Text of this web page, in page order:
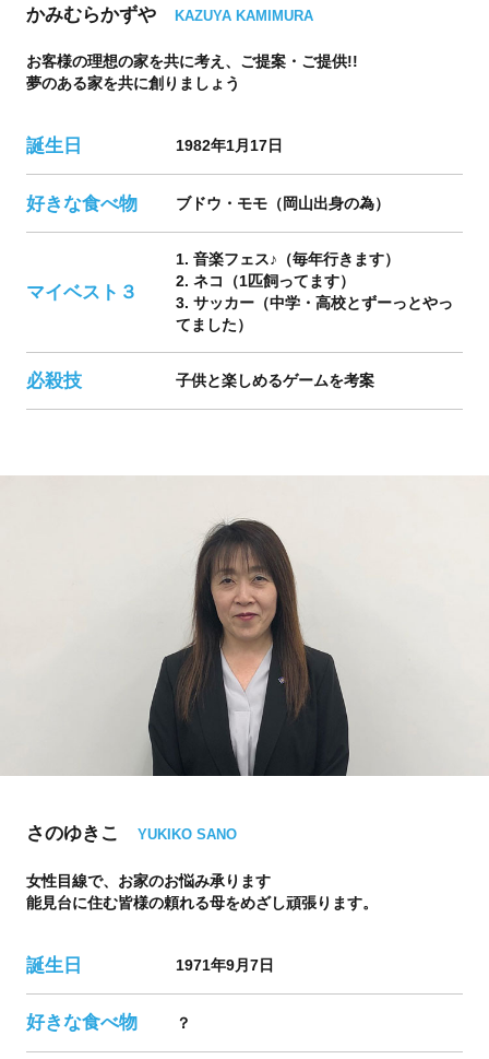
かみむらかずや KAZUYA KAMIMURA
お客様の理想の家を共に考え、ご提案・ご提供!!
夢のある家を共に創りましょう
誕生日 1982年1月17日
好きな食べ物 ブドウ・モモ（岡山出身の為）
マイベスト３
1. 音楽フェス♪（毎年行きます）
2. ネコ（1匹飼ってます）
3. サッカー（中学・高校とずーっとやっ
てました）
必殺技 子供と楽しめるゲームを考案
さのゆきこ YUKIKO SANO
女性目線で、お家のお悩み承ります
能見台に住む皆様の頼れる母をめざし頑張ります。
誕生日 1971年9月7日
好きな食べ物 ？